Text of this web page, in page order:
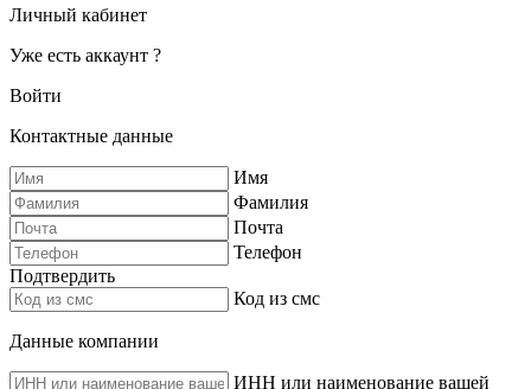
Личный кабинет
Уже есть аккаунт ?
Войти
Контактные данные
Имя
Фамилия
Почта
Телефон
Подтвердить
Код из смс
Данные компании
ИНН или наименование вашей